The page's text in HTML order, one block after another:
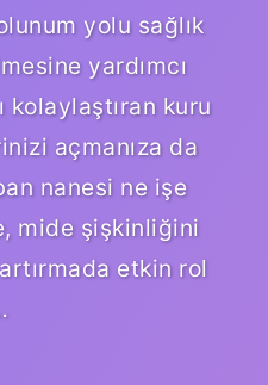
yolu sağlık
yardımcı
kolaylaştıran kuru
açmanıza da
nanesi ne işe
mide şişkinliğini
etkin rol